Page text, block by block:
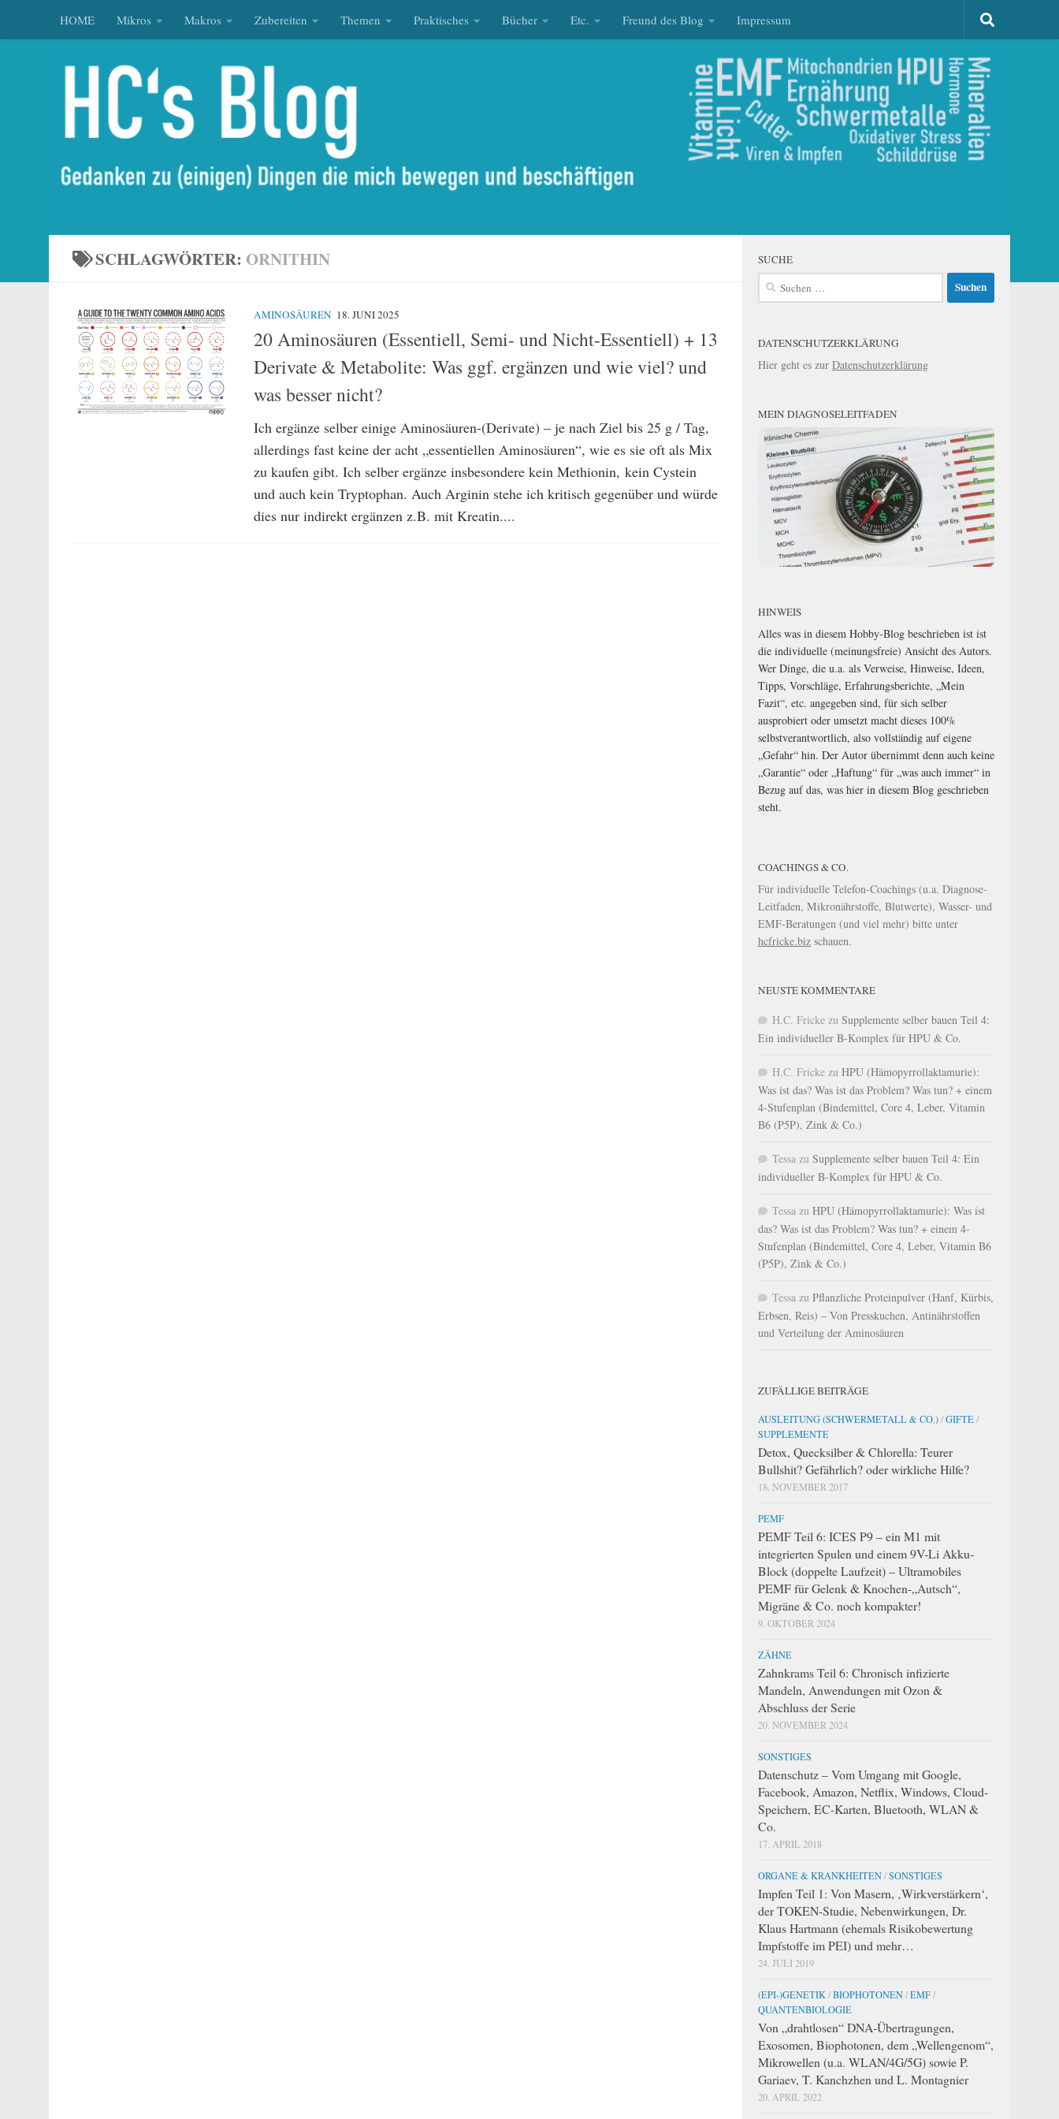
Zum Inhalt springen
HOME Mikros Makros Zubereiten Themen Praktisches Bücher Etc. Freund des Blog Impressum
SCHLAGWÖRTER: ORNITHIN
AMINOSÄUREN 18. JUNI 2025
20 Aminosäuren (Essentiell, Semi- und Nicht-Essentiell) + 13
Derivate & Metabolite: Was ggf. ergänzen und wie viel? und
was besser nicht?
Ich ergänze selber einige Aminosäuren-(Derivate) – je nach Ziel bis 25 g / Tag,
allerdings fast keine der acht „essentiellen Aminosäuren“, wie es sie oft als Mix
zu kaufen gibt. Ich selber ergänze insbesondere kein Methionin, kein Cystein
und auch kein Tryptophan. Auch Arginin stehe ich kritisch gegenüber und würde
dies nur indirekt ergänzen z.B. mit Kreatin....
SUCHE
Suchen
DATENSCHUTZERKLÄRUNG
Hier geht es zur Datenschutzerklärung
MEIN DIAGNOSELEITFADEN
HINWEIS
Alles was in diesem Hobby-Blog beschrieben ist ist
die individuelle (meinungsfreie) Ansicht des Autors.
Wer Dinge, die u.a. als Verweise, Hinweise, Ideen,
Tipps, Vorschläge, Erfahrungsberichte, „Mein
Fazit“, etc. angegeben sind, für sich selber
ausprobiert oder umsetzt macht dieses 100%
selbstverantwortlich, also vollständig auf eigene
„Gefahr“ hin. Der Autor übernimmt denn auch keine
„Garantie“ oder „Haftung“ für „was auch immer“ in
Bezug auf das, was hier in diesem Blog geschrieben
steht.
COACHINGS & CO.
Für individuelle Telefon-Coachings (u.a. Diagnose-
Leitfaden, Mikronährstoffe, Blutwerte), Wasser- und
EMF-Beratungen (und viel mehr) bitte unter
hcfricke.biz schauen.
NEUSTE KOMMENTARE
H.C. Fricke zu Supplemente selber bauen Teil 4:
Ein individueller B-Komplex für HPU & Co.
H.C. Fricke zu HPU (Hämopyrrollaktamurie):
Was ist das? Was ist das Problem? Was tun? + einem
4-Stufenplan (Bindemittel, Core 4, Leber, Vitamin
B6 (P5P), Zink & Co.)
Tessa zu Supplemente selber bauen Teil 4: Ein
individueller B-Komplex für HPU & Co.
Tessa zu HPU (Hämopyrrollaktamurie): Was ist
das? Was ist das Problem? Was tun? + einem 4-
Stufenplan (Bindemittel, Core 4, Leber, Vitamin B6
(P5P), Zink & Co.)
Tessa zu Pflanzliche Proteinpulver (Hanf, Kürbis,
Erbsen, Reis) – Von Presskuchen, Antinährstoffen
und Verteilung der Aminosäuren
ZUFÄLLIGE BEITRÄGE
AUSLEITUNG (SCHWERMETALL & CO.)/GIFTE/
SUPPLEMENTE
Detox, Quecksilber & Chlorella: Teurer
Bullshit? Gefährlich? oder wirkliche Hilfe?
18. NOVEMBER 2017
PEMF
PEMF Teil 6: ICES P9 – ein M1 mit
integrierten Spulen und einem 9V-Li Akku-
Block (doppelte Laufzeit) – Ultramobiles
PEMF für Gelenk & Knochen-„Autsch“,
Migräne & Co. noch kompakter!
9. OKTOBER 2024
ZÄHNE
Zahnkrams Teil 6: Chronisch infizierte
Mandeln, Anwendungen mit Ozon &
Abschluss der Serie
20. NOVEMBER 2024
SONSTIGES
Datenschutz – Vom Umgang mit Google,
Facebook, Amazon, Netflix, Windows, Cloud-
Speichern, EC-Karten, Bluetooth, WLAN &
Co.
17. APRIL 2018
ORGANE & KRANKHEITEN/SONSTIGES
Impfen Teil 1: Von Masern, ‚Wirkverstärkern‘,
der TOKEN-Studie, Nebenwirkungen, Dr.
Klaus Hartmann (ehemals Risikobewertung
Impfstoffe im PEI) und mehr…
24. JULI 2019
(EPI-)GENETIK /BIOPHOTONEN/EMF/
QUANTENBIOLOGIE
Von „drahtlosen“ DNA-Übertragungen,
Exosomen, Biophotonen, dem „Wellengenom“,
Mikrowellen (u.a. WLAN/4G/5G) sowie P.
Gariaev, T. Kanchzhen und L. Montagnier
20. APRIL 2022